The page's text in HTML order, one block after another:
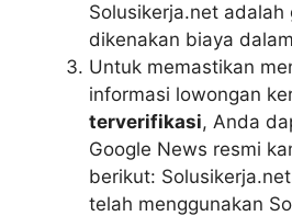
Solusikerja.net
dikenakan biaya
Untuk memastikan
informasi lowongan
terverifikasi, Anda
Google News resmi
berikut:
telah menggunakan